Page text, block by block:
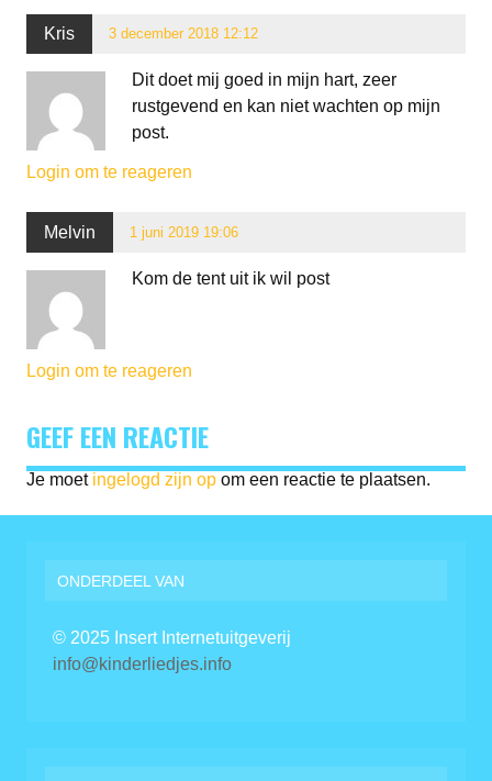
Kris 3 december 2018 12:12
Dit doet mij goed in mijn hart, zeer
rustgevend en kan niet wachten op mijn
post.
Login om te reageren
Melvin 1 juni 2019 19:06
Kom de tent uit ik wil post
Login om te reageren
GEEF EEN REACTIE
Je moet ingelogd zijn op om een reactie te plaatsen.
ONDERDEEL VAN
© 2025 Insert Internetuitgeverij
info@kinderliedjes.info